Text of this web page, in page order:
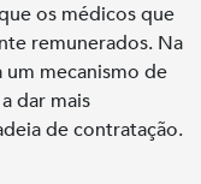
os médicos que
remunerados. Na
um mecanismo de
dar mais
de contratação.